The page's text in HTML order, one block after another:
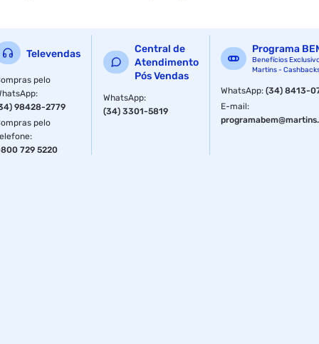
Quantidade: 25 peças
Televendas
pelo
:
98428-2779
pelo
:
729 5220
Central de
Atendimento
Pós Vendas
WhatsApp:
(34) 3301-5819
Programa
Benefícios
Martins -
WhatsApp:(34) 8413-
E-mail: